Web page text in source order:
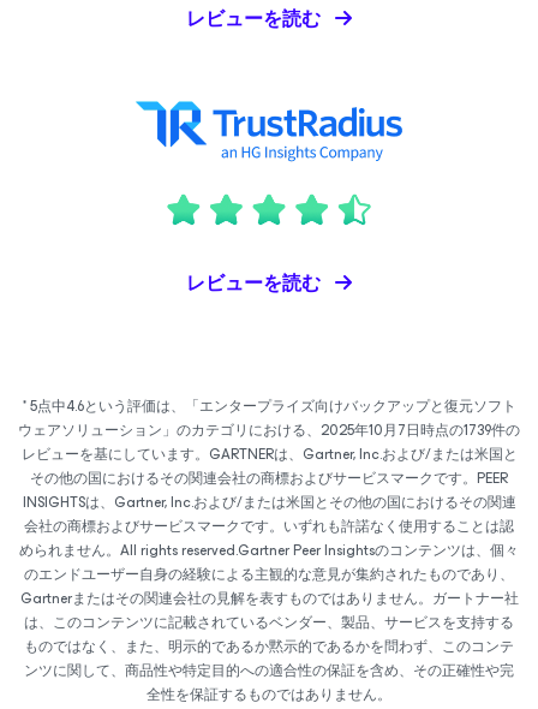
レビューを読む
レビューを読む
* 5点中4.6という評価は、「エンタープライズ向けバックアップと復元ソフト
ウェアソリューション」のカテゴリにおける、2025年10月7日時点の1739件の
レビューを基にしています。GARTNERは、Gartner, Inc.および/または米国と
その他の国におけるその関連会社の商標およびサービスマークです。PEER
INSIGHTSは、Gartner, Inc.および/または米国とその他の国におけるその関連
会社の商標およびサービスマークです。いずれも許諾なく使用することは認
められません。All rights reserved.Gartner Peer Insightsのコンテンツは、個々
のエンドユーザー自身の経験による主観的な意見が集約されたものであり、
Gartnerまたはその関連会社の見解を表すものではありません。ガートナー社
は、このコンテンツに記載されているベンダー、製品、サービスを支持する
ものではなく、また、明示的であるか黙示的であるかを問わず、このコンテ
ンツに関して、商品性や特定目的への適合性の保証を含め、その正確性や完
全性を保証するものではありません。